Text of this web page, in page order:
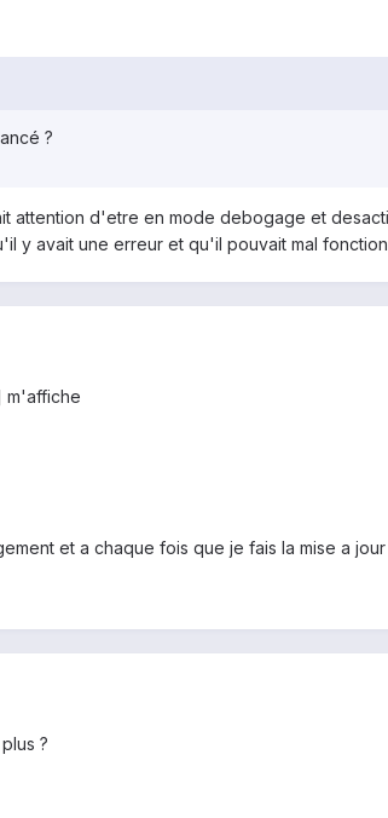
?
attention d'etre en mode debogage et
y avait une erreur et qu'il pouvait mal
et a chaque fois que je fais la mise a
?